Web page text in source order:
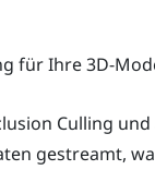
für Ihre 3D-
Culling
gestreamt,